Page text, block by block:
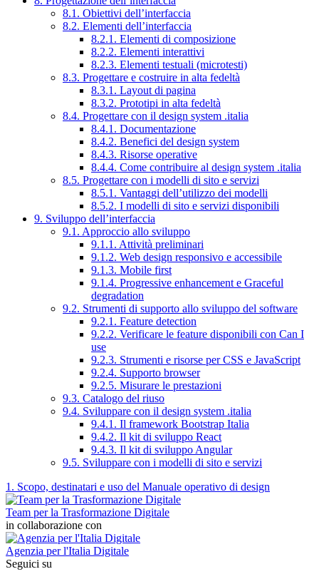
8.1. Obiettivi dell’interfaccia
8.2. Elementi dell’interfaccia
8.2.1. Elementi di composizione
8.2.2. Elementi interattivi
8.2.3. Elementi testuali (microtesti)
8.3. Progettare e costruire in alta fedeltà
8.3.1. Layout di pagina
8.3.2. Prototipi in alta fedeltà
8.4. Progettare con il design system .italia
8.4.1. Documentazione
8.4.2. Benefici del design system
8.4.3. Risorse operative
8.4.4. Come contribuire al design system .italia
8.5. Progettare con i modelli di sito e servizi
8.5.1. Vantaggi dell’utilizzo dei modelli
8.5.2. I modelli di sito e servizi disponibili
9. Sviluppo dell’interfaccia
9.1. Approccio allo sviluppo
9.1.1. Attività preliminari
9.1.2. Web design responsivo e accessibile
9.1.3. Mobile first
9.1.4. Progressive enhancement e Graceful
degradation
9.2. Strumenti di supporto allo sviluppo del software
9.2.1. Feature detection
9.2.2. Verificare le feature disponibili con Can I
use
9.2.3. Strumenti e risorse per CSS e JavaScript
9.2.4. Supporto browser
9.2.5. Misurare le prestazioni
9.3. Catalogo del riuso
9.4. Sviluppare con il design system .italia
9.4.1. Il framework Bootstrap Italia
9.4.2. Il kit di sviluppo React
9.4.3. Il kit di sviluppo Angular
9.5. Sviluppare con i modelli di sito e servizi
1. Scopo, destinatari e uso del Manuale operativo di design
Team per la Trasformazione Digitale
in collaborazione con
Agenzia per l'Italia Digitale
Seguici su